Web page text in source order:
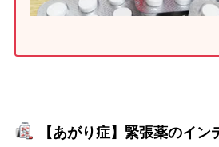
【あがり症】緊張薬のイ